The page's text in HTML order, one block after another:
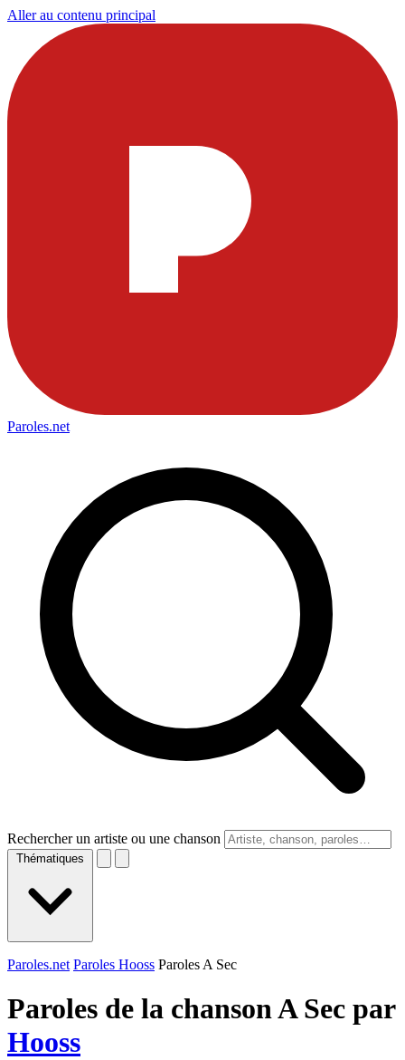
Aller au contenu principal
Paroles.net
Rechercher un artiste ou une chanson
Thématiques
Paroles.net Paroles Hooss Paroles A Sec
Paroles de la chanson A Sec par
Hooss